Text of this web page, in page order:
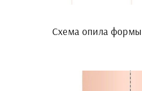
Схема опила формы